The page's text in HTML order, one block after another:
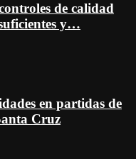
de calidad
y…
en partidas de
Cruz